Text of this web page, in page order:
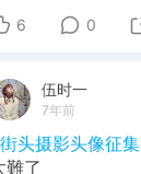
6 0
伍时一
7年前
头摄影头像征集
難了